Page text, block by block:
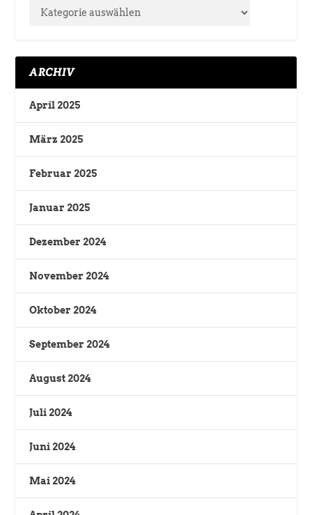
ARCHIV
April 2025
März 2025
Februar 2025
Januar 2025
Dezember 2024
November 2024
Oktober 2024
September 2024
August 2024
Juli 2024
Juni 2024
Mai 2024